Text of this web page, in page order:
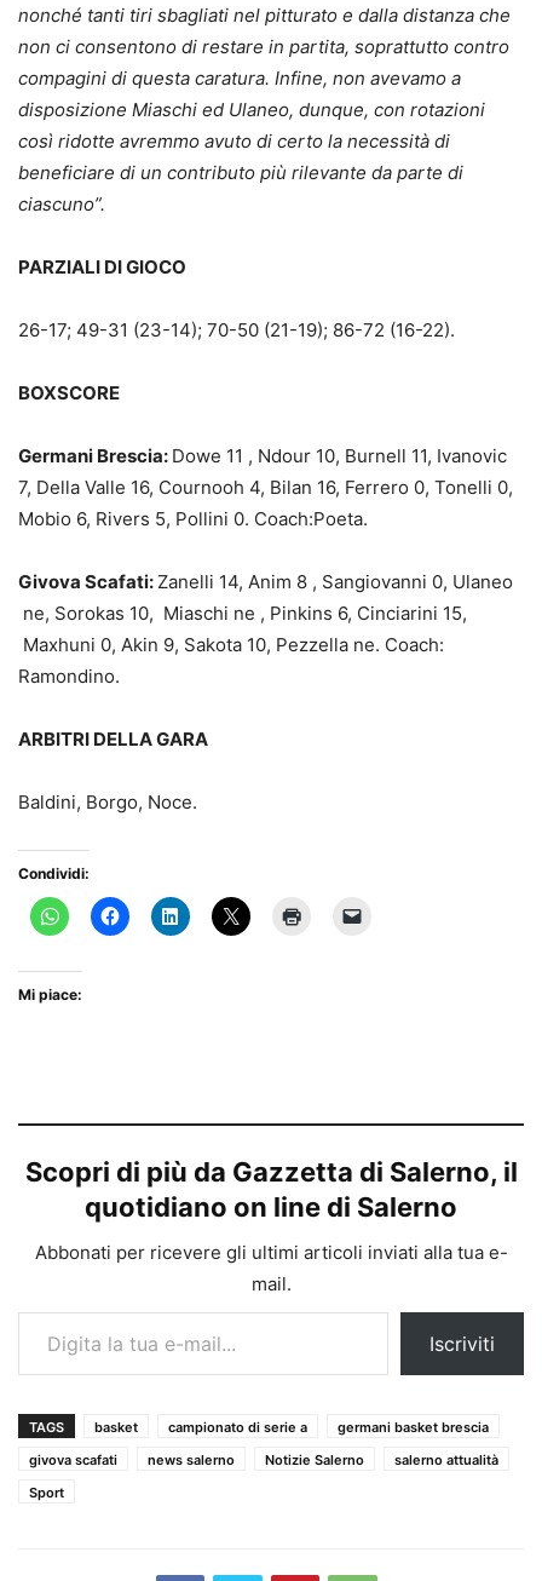
nonché tanti tiri sbagliati nel pitturato e dalla distanza che
non ci consentono di restare in partita, soprattutto contro
compagini di questa caratura. Infine, non avevamo a
disposizione Miaschi ed Ulaneo, dunque, con rotazioni
così ridotte avremmo avuto di certo la necessità di
beneficiare di un contributo più rilevante da parte di
ciascuno”.
PARZIALI DI GIOCO
26-17; 49-31 (23-14); 70-50 (21-19); 86-72 (16-22).
BOXSCORE
Germani Brescia: Dowe 11 , Ndour 10, Burnell 11, Ivanovic
7, Della Valle 16, Cournooh 4, Bilan 16, Ferrero 0, Tonelli 0,
Mobio 6, Rivers 5, Pollini 0. Coach:Poeta.
Givova Scafati: Zanelli 14, Anim 8 , Sangiovanni 0, Ulaneo
ne, Sorokas 10, Miaschi ne , Pinkins 6, Cinciarini 15,
Maxhuni 0, Akin 9, Sakota 10, Pezzella ne. Coach:
Ramondino.
ARBITRI DELLA GARA
Baldini, Borgo, Noce.
Condividi:
Mi piace:
Scopri di più da Gazzetta di Salerno, il
quotidiano on line di Salerno
Abbonati per ricevere gli ultimi articoli inviati alla tua e-
mail.
Digita la tua e-mail...
Iscriviti
TAGS basket campionato di serie a
germani basket brescia
givova scafati
news salerno Notizie Salerno
salerno attualità
Sport